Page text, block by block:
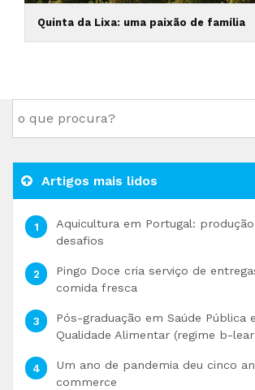
Quinta da Lixa: uma paixão de família
Artigos mais lidos
Aquicultura em Portugal:
desafios
Pingo Doce cria serviço de
comida fresca
Pós-graduação em Saúde Pública
Qualidade Alimentar (regime b-
Um ano de pandemia deu cinco
commerce